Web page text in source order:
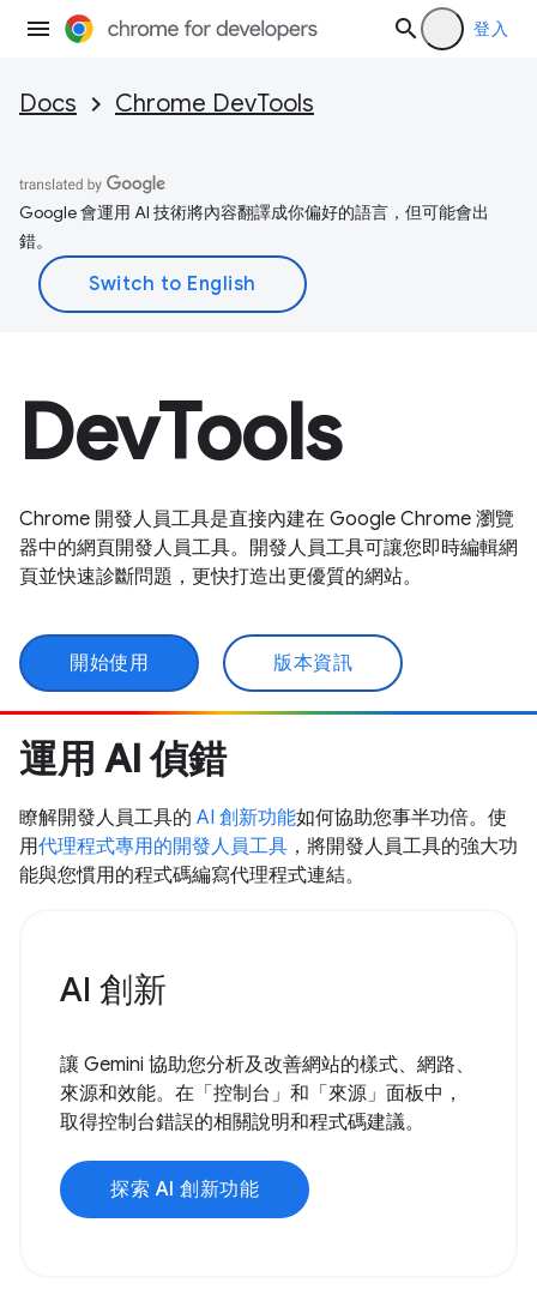
登入
Docs Chrome DevTools
Google 會運用 AI 技術將內容翻譯成你偏好的語言，但可能會出
錯。
DevTools
Chrome 開發人員工具是直接內建在 Google Chrome 瀏覽
器中的網頁開發人員工具。開發人員工具可讓您即時編輯網
頁並快速診斷問題，更快打造出更優質的網站。
開始使用 版本資訊
運用 AI 偵錯
瞭解開發人員工具的 AI 創新功能如何協助您事半功倍。使
用代理程式專用的開發人員工具 ，將開發人員工具的強大功
能與您慣用的程式碼編寫代理程式連結。
AI 創新
讓 Gemini 協助您分析及改善網站的樣式、網路、
來源和效能。在「控制台」和「來源」面板中，
取得控制台錯誤的相關說明和程式碼建議。
探索 AI 創新功能